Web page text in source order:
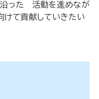
沿った 活動を進めなが
けて貢献していきたい